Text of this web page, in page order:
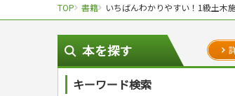
TOP 書籍 いちばんわかりやすい！1級土
本を探す
キーワード検索